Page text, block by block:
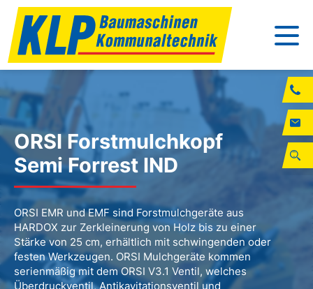
ORSI Forstmulchkopf
Semi Forrest IND
ORSI EMR und EMF sind Forstmulchgeräte aus
HARDOX zur Zerkleinerung von Holz bis zu einer
Stärke von 25 cm, erhältlich mit schwingenden oder
festen Werkzeugen. ORSI Mulchgeräte kommen
serienmäßig mit dem ORSI V3.1 Ventil, welches
Überdruckventil, Antikavitationsventil und